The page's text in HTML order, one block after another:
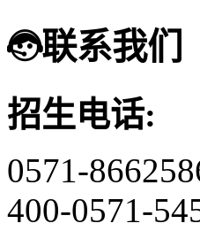
联系我们
招生电话:
0571-
400-0571-